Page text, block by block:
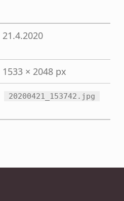
21.4.2020
1533 × 2048 px
20200421_153742.jpg